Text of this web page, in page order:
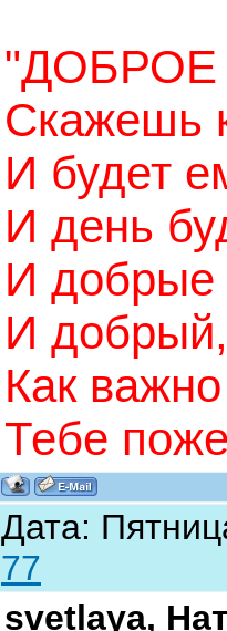
"ДОБРОЕ
Скажешь
И будет
И день
И добрые
И добрый,
Как
Тебе
Дата:
77
svetlaya,